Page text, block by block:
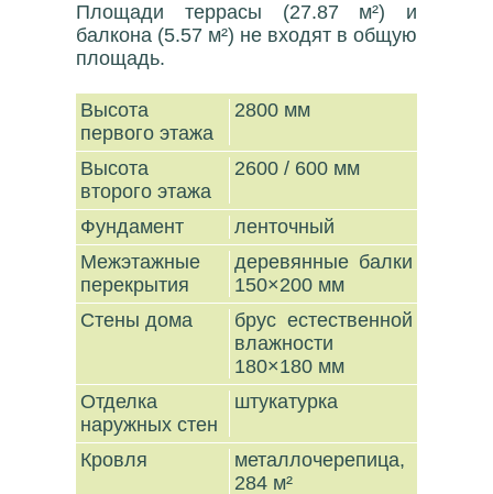
Площади террасы (27.87 м²) и
балкона (5.57 м²) не входят в общую
площадь.
Высота
первого этажа
2800 мм
Высота
второго этажа
2600 / 600 мм
Фундамент
ленточный
Межэтажные
перекрытия
деревянные балки
150×200 мм
Стены дома
брус естественной
влажности
180×180 мм
Отделка
наружных стен
штукатурка
Кровля
металлочерепица,
284 м²